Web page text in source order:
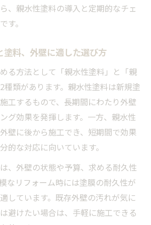
、親水性塗料の導入と定期的なチェ
す。
塗料、外壁に適した選び方
る方法として「親水性塗料」と「親
種類があります。親水性塗料は新規塗
工するもので、長期間にわたり外壁
グ効果を発揮します。一方、親水性
壁に後から施工でき、短期間で効果
的な対応に向いています。
、外壁の状態や予算、求める耐久性
なリフォーム時には塗膜の耐久性が
しています。既存外壁の汚れが気に
避けたい場合は、手軽に施工できる